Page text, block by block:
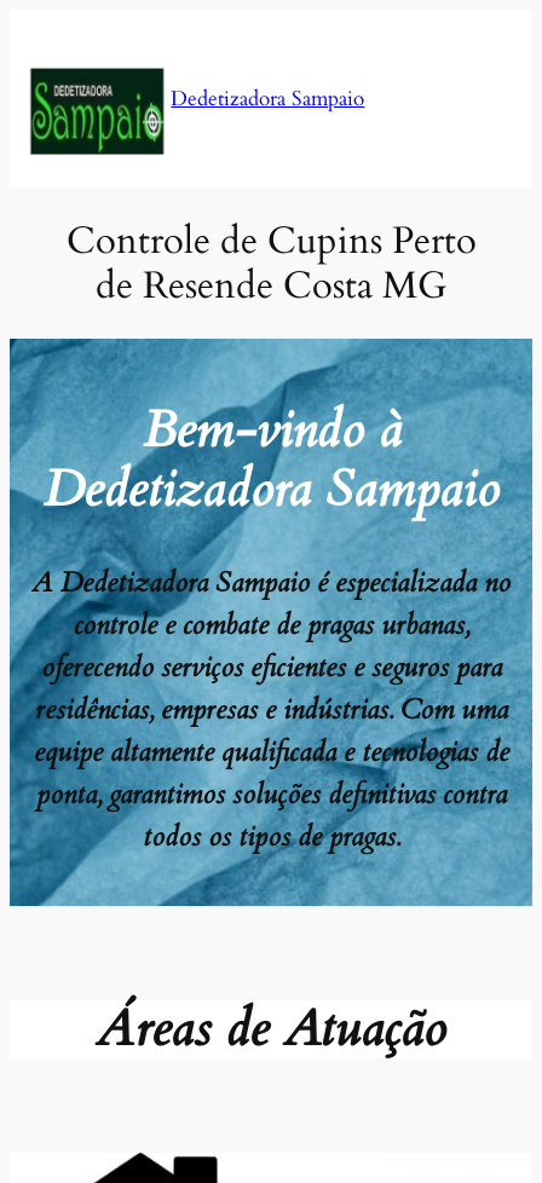
conteúdo
Dedetizadora Sampaio
Controle de Cupins Perto
de Resende Costa MG
Bem-vindo à
Dedetizadora Sampaio
A Dedetizadora Sampaio é especializada no
controle e combate de pragas urbanas,
oferecendo serviços eficientes e seguros para
residências, empresas e indústrias. Com uma
equipe altamente qualificada e tecnologias de
ponta, garantimos soluções definitivas contra
todos os tipos de pragas.
Áreas de Atuação